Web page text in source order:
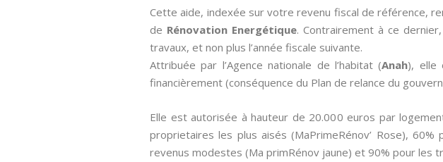
Cette aide, indexée sur votre revenu fiscal de référence,
de Rénovation Energétique. Contrairement à ce
travaux, et non plus l’année fiscale suivante.
Attribuée par l’Agence nationale de l’habitat (Anah), elle
financièrement (conséquence du Plan de relance du
Elle est autorisée à hauteur de 20.000 euros par
proprietaires les plus aisés (MaPrimeRénov’ Rose),
revenus modestes (Ma primRénov jaune) et 90% pour les